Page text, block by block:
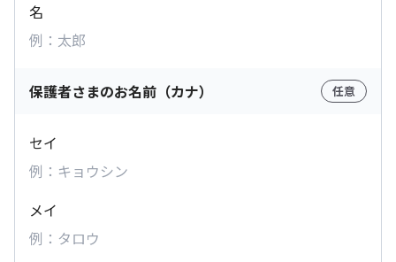
名
保護者さまのお名前（カナ） 任意
セイ
メイ